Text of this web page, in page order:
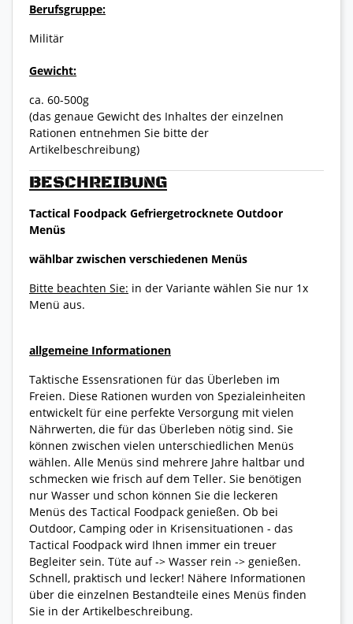
BESCHREIBUNG
Tactical Foodpack Gefriergetrocknete Outdoor
Menüs
wählbar zwischen verschiedenen Menüs
Bitte beachten Sie: in der Variante wählen Sie nur 1x
Menü aus.
allgemeine Informationen
Taktische Essensrationen für das Überleben im
Freien. Diese Rationen wurden von Spezialeinheiten
entwickelt für eine perfekte Versorgung mit vielen
Nährwerten, die für das Überleben nötig sind. Sie
können zwischen vielen unterschiedlichen Menüs
wählen. Alle Menüs sind mehrere Jahre haltbar und
schmecken wie frisch auf dem Teller. Sie benötigen
nur Wasser und schon können Sie die leckeren
Menüs des Tactical Foodpack genießen. Ob bei
Outdoor, Camping oder in Krisensituationen - das
Tactical Foodpack wird Ihnen immer ein treuer
Begleiter sein. Tüte auf -> Wasser rein -> genießen.
Schnell, praktisch und lecker! Nähere Informationen
über die einzelnen Bestandteile eines Menüs finden
Sie in der Artikelbeschreibung.
Berufsgruppe:
Militär
Gewicht:
ca. 60-500g
(das genaue Gewicht des Inhaltes der einzelnen
Rationen entnehmen Sie bitte der
Artikelbeschreibung)